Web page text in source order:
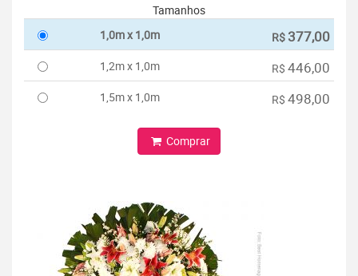
Tamanhos
1,0m x 1,0m
R$ 377,00
1,2m x 1,0m R$ 446,00
1,5m x 1,0m R$ 498,00
Comprar